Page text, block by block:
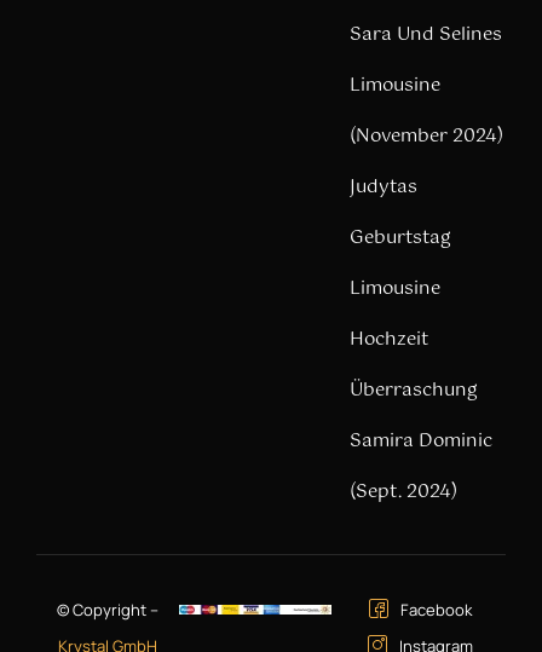
Sara Und Selines
Limousine
(November 2024)
Judytas
Geburtstag
Limousine
Hochzeit
Überraschung
Samira Dominic
(Sept. 2024)
© Copyright –
Krystal GmbH
Facebook
Instagram